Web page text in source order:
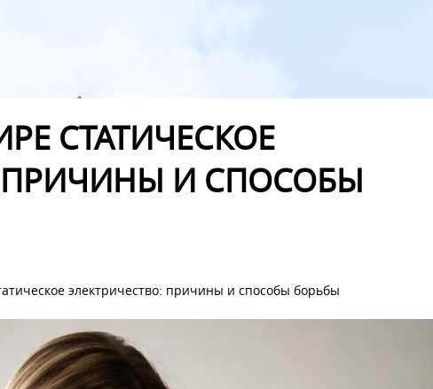
СТАТИЧЕСКОЕ
ПРИЧИНЫ И СПОСОБЫ
электричество: причины и способы борьбы